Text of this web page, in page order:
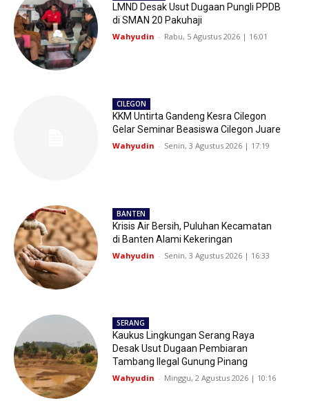
LMND Desak Usut Dugaan Pungli PPDB
di SMAN 20 Pakuhaji
Wahyudin - Rabu, 5 Agustus 2026 | 16:01
CILEGON
KKM Untirta Gandeng Kesra Cilegon
Gelar Seminar Beasiswa Cilegon Juare
Wahyudin - Senin, 3 Agustus 2026 | 17:19
BANTEN
Krisis Air Bersih, Puluhan Kecamatan
di Banten Alami Kekeringan
Wahyudin - Senin, 3 Agustus 2026 | 16:33
SERANG
Kaukus Lingkungan Serang Raya
Desak Usut Dugaan Pembiaran
Tambang Ilegal Gunung Pinang
Wahyudin - Minggu, 2 Agustus 2026 | 10:16